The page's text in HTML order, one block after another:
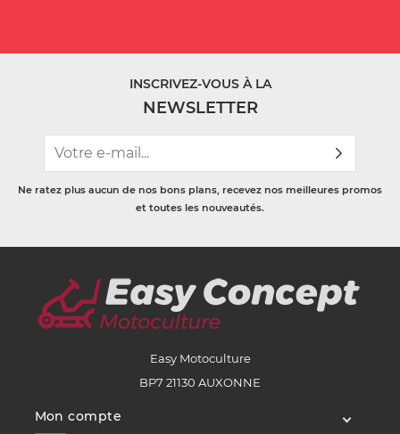
INSCRIVEZ-VOUS À LA
NEWSLETTER
Ne ratez plus aucun de nos bons plans, recevez nos meilleures promos
et toutes les nouveautés.
Easy Motoculture
BP7 21130 AUXONNE
Mon compte